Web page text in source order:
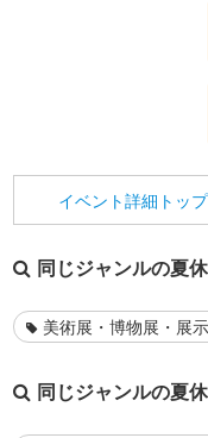
イベント詳細 トップ
同じジャンルの夏
美術展・博物展・展
同じジャンルの夏